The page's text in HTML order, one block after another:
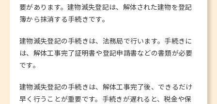
要があります。建物滅失登記は、解体された建物を登記
簿から抹消する手続きです。
建物滅失登記の手続きは、法務局で行います。手続きに
は、解体工事完了証明書や登記申請書などの書類が必要
です。
建物滅失登記の手続きは、解体工事完了後、できるだけ
早く行うことが重要です。手続きが遅れると、税金や保